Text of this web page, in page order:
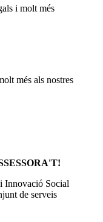
i molt més
més als nostres
Innovació Social
de serveis